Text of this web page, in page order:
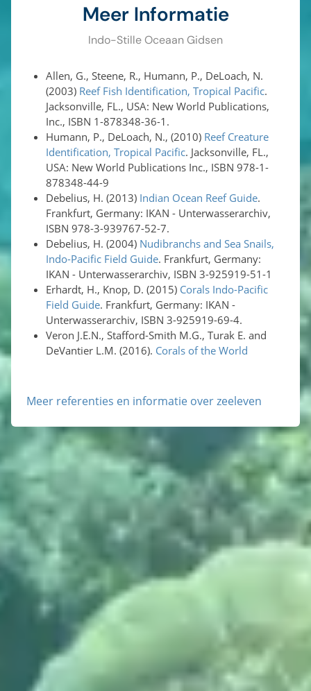
Meer Informatie
Indo-Stille Oceaan Gidsen
Allen, G., Steene, R., Humann, P., DeLoach, N.
(2003) Reef Fish Identification, Tropical Pacific.
Jacksonville, FL., USA: New World Publications,
Inc., ISBN 1-878348-36-1.
Humann, P., DeLoach, N., (2010) Reef Creature
Identification, Tropical Pacific. Jacksonville, FL.,
USA: New World Publications Inc., ISBN 978-1-
878348-44-9
Debelius, H. (2013) Indian Ocean Reef Guide.
Frankfurt, Germany: IKAN - Unterwasserarchiv,
ISBN 978-3-939767-52-7.
Debelius, H. (2004) Nudibranchs and Sea Snails,
Indo-Pacific Field Guide. Frankfurt, Germany:
IKAN - Unterwasserarchiv, ISBN 3-925919-51-1
Erhardt, H., Knop, D. (2015) Corals Indo-Pacific
Field Guide. Frankfurt, Germany: IKAN -
Unterwasserarchiv, ISBN 3-925919-69-4.
Veron J.E.N., Stafford-Smith M.G., Turak E. and
DeVantier L.M. (2016). Corals of the World
Meer referenties en informatie over zeeleven